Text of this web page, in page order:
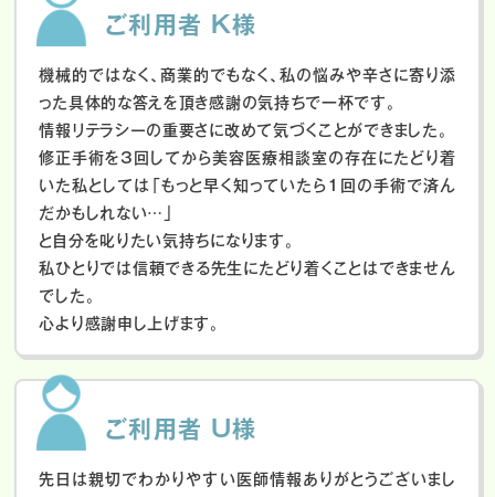
ご利用者 K様
機械的ではなく、商業的でもなく、私の悩みや辛さに寄り添
った具体的な答えを頂き感謝の気持ちで一杯です。
情報リテラシーの重要さに改めて気づくことができました。
修正手術を3回してから美容医療相談室の存在にたどり着
いた私としては「もっと早く知っていたら1回の手術で済ん
だかもしれない…」
と自分を叱りたい気持ちになります。
私ひとりでは信頼できる先生にたどり着くことはできません
でした。
心より感謝申し上げます。
ご利用者 U様
先日は親切でわかりやすい医師情報ありがとうございまし